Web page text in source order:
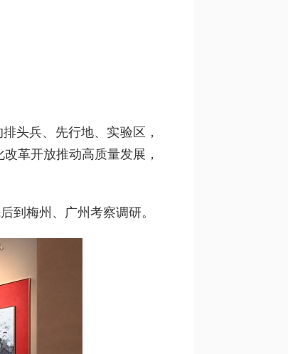
头兵、先行地、实验区，
革开放推动高质量发展，
到梅州、广州考察调研。